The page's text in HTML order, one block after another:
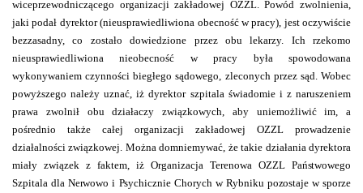
wiceprzewodniczącego organizacji zakładowej OZZL. Powód zwolnienia,
jaki podał dyrektor (nieusprawiedliwiona obecność w pracy), jest oczywiście
bezzasadny, co zostało dowiedzione przez obu lekarzy. Ich rzekomo
nieusprawiedliwiona nieobecność w pracy była spowodowana
wykonywaniem czynności biegłego sądowego, zleconych przez sąd. Wobec
powyższego należy uznać, iż dyrektor szpitala świadomie i z naruszeniem
prawa zwolnił obu działaczy związkowych, aby uniemożliwić im, a
pośrednio także całej organizacji zakładowej OZZL prowadzenie
działalności związkowej. Można domniemywać, że takie działania dyrektora
miały związek z faktem, iż Organizacja Terenowa OZZL Państwowego
Szpitala dla Nerwowo i Psychicznie Chorych w Rybniku pozostaje w sporze